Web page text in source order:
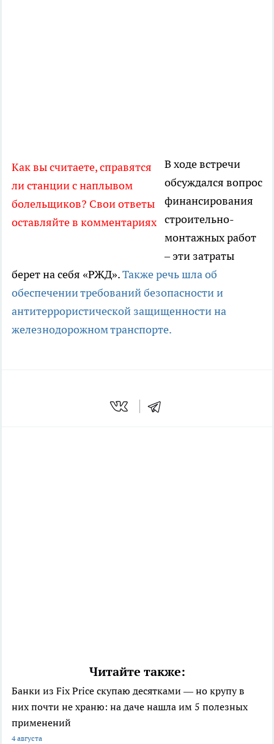
Как вы считаете, справятся
ли станции с наплывом
болельщиков? Свои ответы
оставляйте в комментариях
В ходе встречи
обсуждался вопрос
финансирования
строительно-
монтажных работ
– эти затраты
берет на себя «РЖД».Также речь шла об
обеспечении требований безопасности и
антитеррористической защищенности на
железнодорожном транспорте.
Читайте также:
Банки из Fix Price скупаю десятками — но крупу в
них почти не храню: на даче нашла им 5 полезных
применений
4 августа